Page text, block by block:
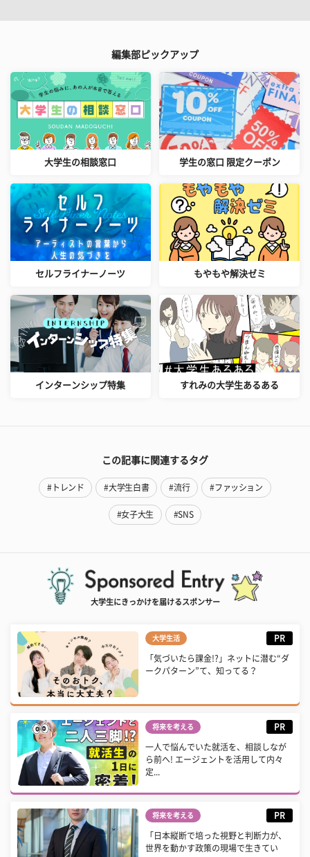
編集部ピックアップ
大学生の相談窓口 学生の窓口 限定クーポン
セルフライナーノーツ もやもや解決ゼミ
インターンシップ特集 すれみの大学生あるある
この記事に関連するタグ
#トレンド #大学生白書 #流行 #ファッション
#女子大生 #SNS
大学生にきっかけを届けるスポンサー
大学生活 PR
「気づいたら課金!?」ネットに潜む“ダ
ークパターン”て、知ってる？
将来を考える PR
一人で悩んでいた就活を、相談しなが
ら前へ! エージェントを活用して内々
定...
将来を考える PR
「日本縦断で培った視野と判断力が、
世界を動かす政策の現場で生きてい